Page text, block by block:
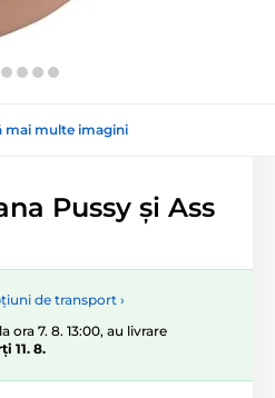
mai multe imagini
Pussy și Ass
de transport ›
ora 7. 8. 13:00, au livrare
11. 8.